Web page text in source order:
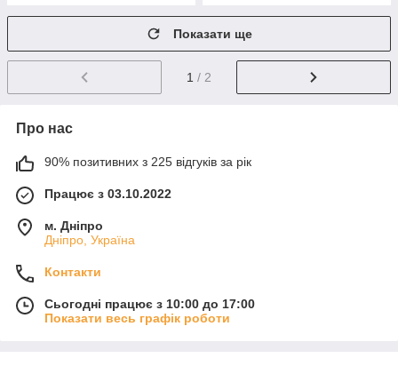
Показати ще
1 / 2
Про нас
90% позитивних з 225 відгуків за рік
Працює з 03.10.2022
м. Дніпро
Дніпро, Україна
Контакти
Сьогодні працює з 10:00 до 17:00
Показати весь графік роботи